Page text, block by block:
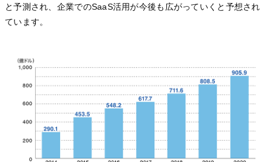
と予測され、企業でのSaaS活用が今後も広がっていくと予想され
ています。